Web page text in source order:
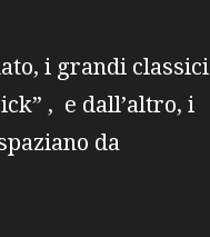
i grandi classici
, e dall’altro, i
da